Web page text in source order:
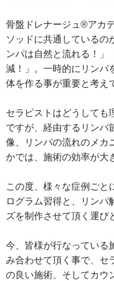
骨盤ドレナージュ®︎アカ
ソッドに共通しているの
ンパは自然と流れる！」
減！」。一時的にリンパ
体を作る事が重要と考え
セラピストはどうしても
ですが、経由するリンパ
像、リンパの流れのメカ
かでは、施術の効率が大
この度、様々な症例ごと
ログラム習得と、リンパ
ズを制作させて頂く運び
今、皆様が行なっている
み合わせて頂く事で、セ
の良い施術、そしてカウ